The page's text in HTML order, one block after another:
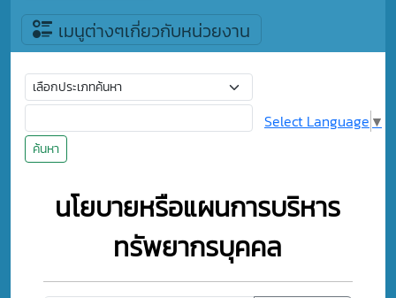
เมนูต่างๆเกี่ยวกับหน่วยงาน
ค้นหา
Select Language ▼
นโยบายหรือแผนการบริหาร
ทรัพยากรบุคคล